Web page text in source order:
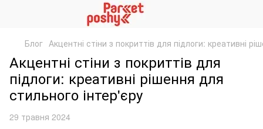
Блог Акцентні стіни з покриттів для підлоги: креативні
Акцентні стіни з покриттів для
підлоги: креативні рішення для
стильного інтер'єру
29 травня 2024